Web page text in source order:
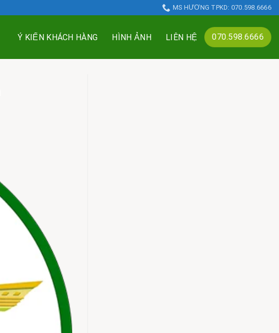
MS HƯƠNG TPKD: 070.598.6666
Ý KIẾN KHÁCH HÀNG HÌNH ẢNH LIÊN HỆ 070.598.6666